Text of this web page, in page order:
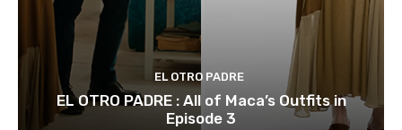
EL OTRO PADRE
EL OTRO PADRE : All of Maca’s Outfits in
Episode 3